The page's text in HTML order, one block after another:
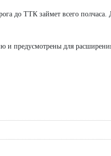
до ТТК займет всего полчаса.
предусмотрены для
эл.мощность от 200 Вт/